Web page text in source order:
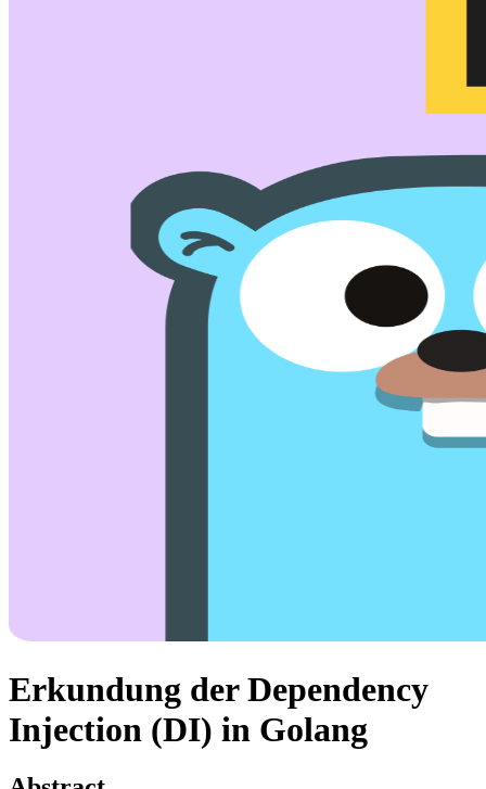
Erkundung der Dependency
Injection (DI) in Golang